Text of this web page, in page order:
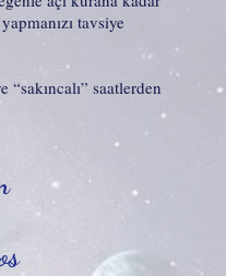
tavsiye
saatlerden